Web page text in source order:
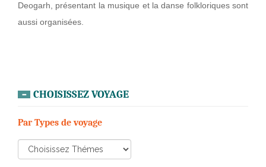
Deogarh, présentant la musique et la danse folkloriques sont
aussi organisées.
CHOISISSEZ VOYAGE
Par Types de voyage